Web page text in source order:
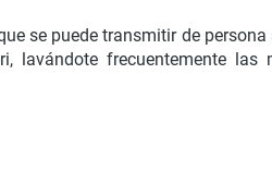
se puede transmitir de
lavándote frecuentemente